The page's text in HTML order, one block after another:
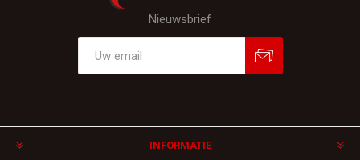
Nieuwsbrief
INFORMATIE